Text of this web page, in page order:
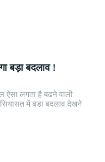
बड़ा बदलाव !
ऐसा लगता है बढने वाली
में बडा बदलाव देखने